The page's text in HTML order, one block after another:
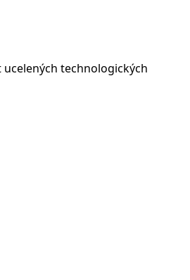
technologických